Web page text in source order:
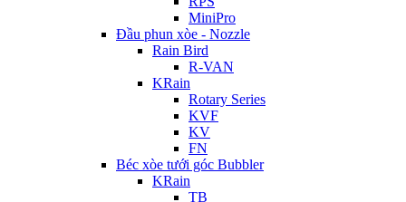
MiniPro
Đầu phun xòe - Nozzle
Rain Bird
R-VAN
KRain
Rotary Series
KVF
KV
FN
Béc xòe tưới góc Bubbler
KRain
TB